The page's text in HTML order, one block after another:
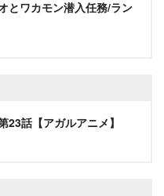
とワカモン潜入任務/ラン
23話【アガルアニメ】